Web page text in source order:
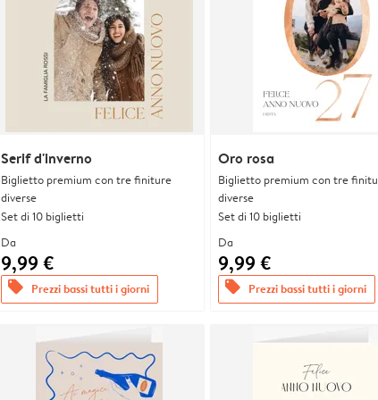
Serif d'inverno
Biglietto premium con tre finiture
diverse
Set di 10 biglietti
Da
9,99 €
offers Prezzi bassi tutti i giorni
Oro rosa
Biglietto premium con tre
diverse
Set di 10 biglietti
Da
9,99 €
offers Prezzi bassi tutti i giorni